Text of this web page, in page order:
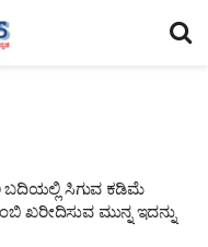
ಬದಿಯಲ್ಲಿ ಸಿಗುವ ಕಡಿಮೆ
ಮುನ್ನ ಇದನ್ನು